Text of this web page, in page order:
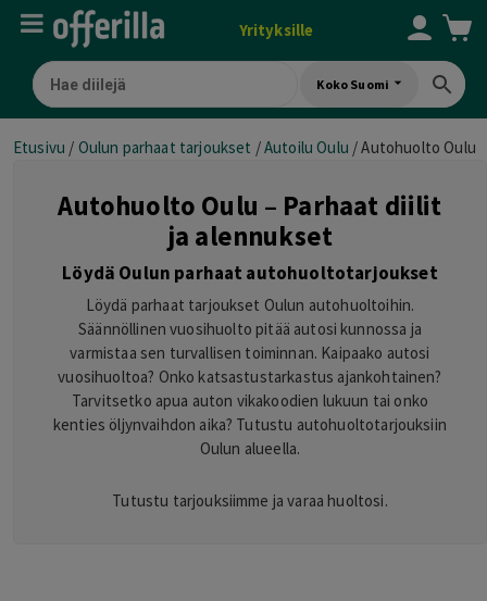
Yrityksille
Koko Suomi
Etusivu / Oulun parhaat tarjoukset /Autoilu Oulu /Autohuolto Oulu
Autohuolto Oulu – Parhaat diilit
ja alennukset
Löydä Oulun parhaat autohuoltotarjoukset
Löydä parhaat tarjoukset Oulun autohuoltoihin.
Säännöllinen vuosihuolto pitää autosi kunnossa ja
varmistaa sen turvallisen toiminnan. Kaipaako autosi
vuosihuoltoa? Onko katsastustarkastus ajankohtainen?
Tarvitsetko apua auton vikakoodien lukuun tai onko
kenties öljynvaihdon aika? Tutustu autohuoltotarjouksiin
Oulun alueella.
Tutustu tarjouksiimme ja varaa huoltosi.